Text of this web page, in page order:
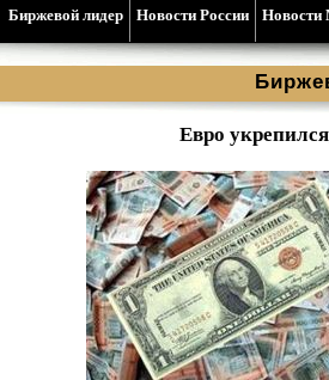
Биржевой лидер Новости России Новости
Евро